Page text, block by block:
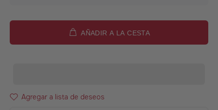
AÑADIR A LA CESTA
Agregar a lista de deseos